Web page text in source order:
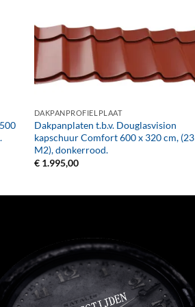
DAKPANPROFIELPLAAT
Dakpanplaten t.b.v. Douglasvision
kapschuur Comfort 600 x 320 cm, (23
M2), donkerrood.
€1.995,00